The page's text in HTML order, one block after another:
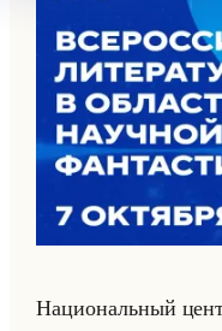
На­ци­ональный